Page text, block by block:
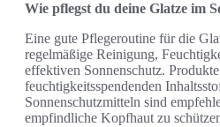
Wie pflegst du deine Glatze im
Eine gute Pflegeroutine für die
regelmäßige Reinigung,
effektiven Sonnenschutz.
feuchtigkeitsspendenden
Sonnenschutzmitteln sind
empfindliche Kopfhaut zu